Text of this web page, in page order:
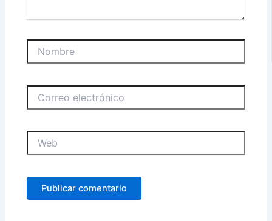
electrónico